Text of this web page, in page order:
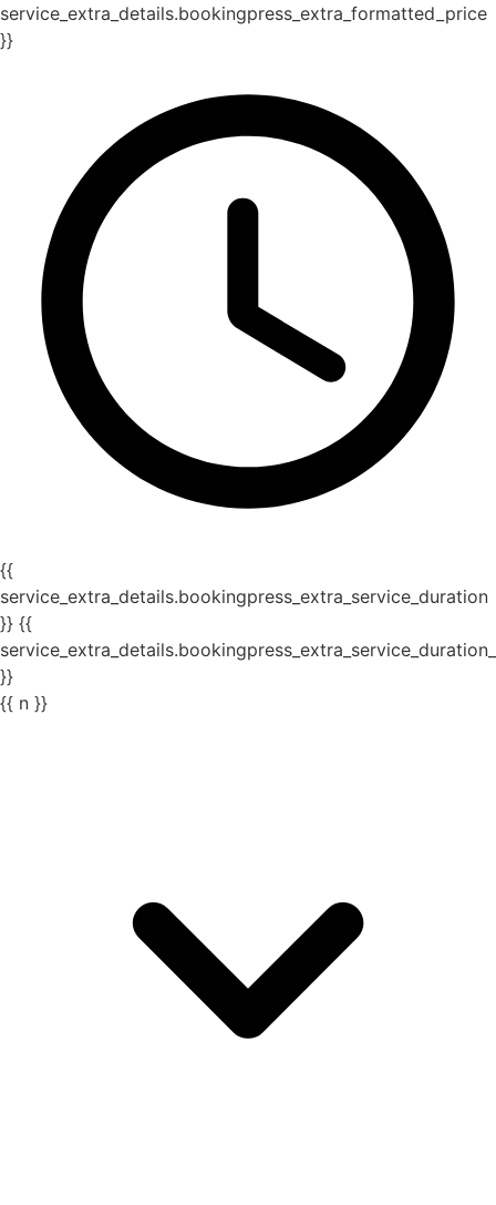
service_extra_details.bookingpress_extra_formatted_price
}}
{{
service_extra_details.bookingpress_extra_service_duration
}} {{
}}
{{ n }}